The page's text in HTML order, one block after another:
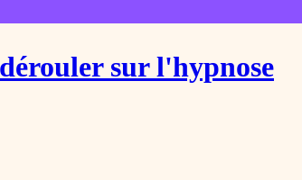
sur l'hypnose